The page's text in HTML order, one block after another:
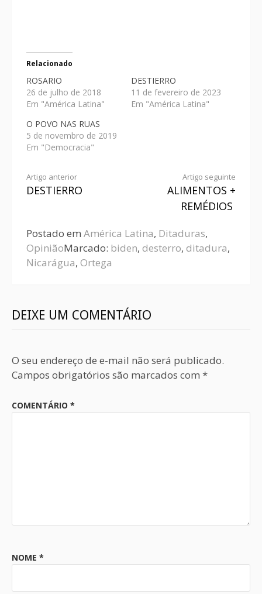
Relacionado
ROSARIO
26 de julho de 2018
Em "América Latina"
DESTIERRO
11 de fevereiro de 2023
Em "América Latina"
O POVO NAS RUAS
5 de novembro de 2019
Em "Democracia"
Artigo anterior
DESTIERRO
Artigo seguinte
ALIMENTOS +
REMÉDIOS
Postado em América Latina, Ditaduras,
OpiniãoMarcado: biden, desterro, ditadura,
Nicarágua, Ortega
DEIXE UM COMENTÁRIO
O seu endereço de e-mail não será publicado.
Campos obrigatórios são marcados com *
COMENTÁRIO *
NOME *